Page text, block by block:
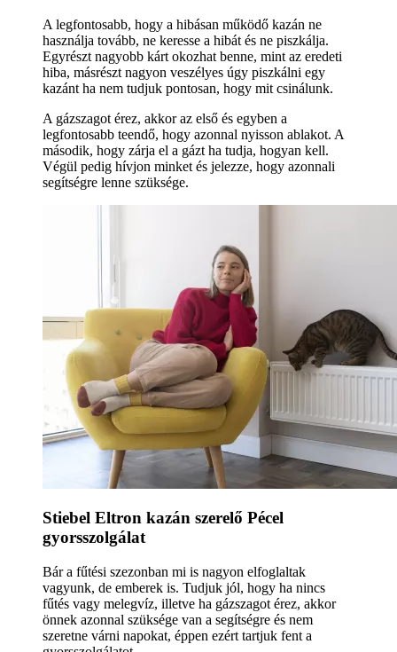
A legfontosabb, hogy a hibásan működő kazán ne
használja tovább, ne keresse a hibát és ne piszkálja.
Egyrészt nagyobb kárt okozhat benne, mint az eredeti
hiba, másrészt nagyon veszélyes úgy piszkálni egy
kazánt ha nem tudjuk pontosan, hogy mit csinálunk.
A gázszagot érez, akkor az első és egyben a
legfontosabb teendő, hogy azonnal nyisson ablakot. A
második, hogy zárja el a gázt ha tudja, hogyan kell.
Végül pedig hívjon minket és jelezze, hogy azonnali
segítségre lenne szüksége.
Stiebel Eltron kazán szerelő Pécel
gyorsszolgálat
Bár a fűtési szezonban mi is nagyon elfoglaltak
vagyunk, de emberek is. Tudjuk jól, hogy ha nincs
fűtés vagy melegvíz, illetve ha gázszagot érez, akkor
önnek azonnal szüksége van a segítségre és nem
szeretne várni napokat, éppen ezért tartjuk fent a